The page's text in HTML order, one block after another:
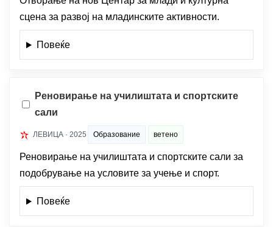
сцена за развој на младинските активности.
Повеќе
Реновирање на училиштата и спортските
сали
ЛЕВИЦА · 2025 Образование ветено
Реновирање на училиштата и спортските сали за
подобрување на условите за учење и спорт.
Повеќе